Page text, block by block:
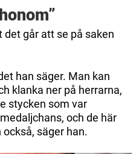
går att se på saken
han säger. Man kan
klanka ner på herrarna,
stycken som var
och de här
säger han.